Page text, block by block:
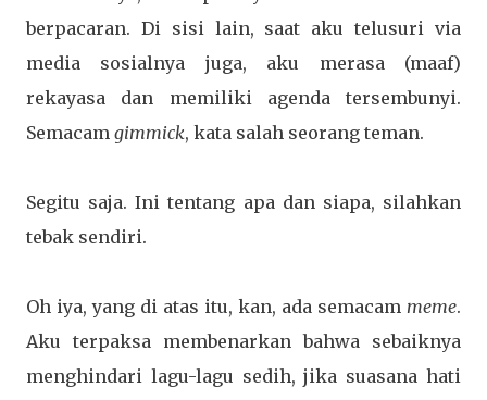
berpacaran. Di sisi lain, saat aku telusuri via
media sosialnya juga, aku merasa (maaf)
rekayasa dan memiliki agenda tersembunyi.
Semacam gimmick, kata salah seorang teman.
Segitu saja. Ini tentang apa dan siapa, silahkan
tebak sendiri.
Oh iya, yang di atas itu, kan, ada semacam meme.
Aku terpaksa membenarkan bahwa sebaiknya
menghindari lagu-lagu sedih, jika suasana hati